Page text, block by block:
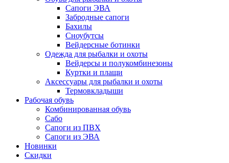
Сапоги ЭВА
Забродные сапоги
Бахилы
Сноубутсы
Вейдерсные ботинки
Одежда для рыбалки и охоты
Вейдерсы и полукомбинезоны
Куртки и плащи
Аксессуары для рыбалки и охоты
Термовкладыши
Рабочая обувь
Комбинированная обувь
Сабо
Сапоги из ПВХ
Сапоги из ЭВА
Новинки
Скидки